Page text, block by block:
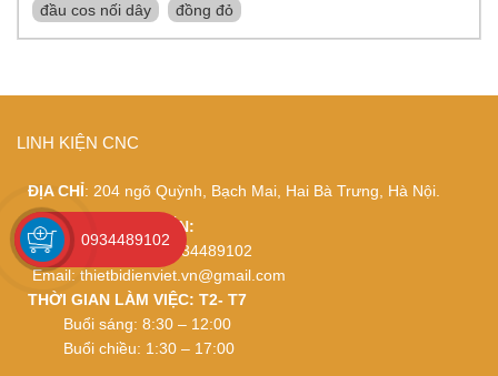
đầu cos nối dây
đồng đỏ
LINH KIỆN CNC
ĐỊA CHỈ: 204 ngõ Quỳnh, Bạch Mai, Hai Bà Trưng, Hà Nội.
BÁN HÀNG – TƯ VẤN:
0962118692 – 0934489102
Email: thietbidienviet.vn@gmail.com
THỜI GIAN LÀM VIỆC: T2- T7
Buổi sáng: 8:30 – 12:00
Buổi chiều: 1:30 – 17:00
0934489102